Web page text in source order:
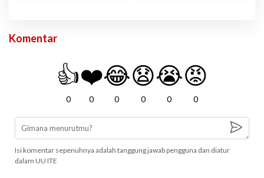
Komentar
👍
0
❤️
0
😂
0
😧
0
😭
0
😡
0
Isi komentar sepenuhnya adalah tanggung jawab pengguna dan diatur
dalam UU ITE